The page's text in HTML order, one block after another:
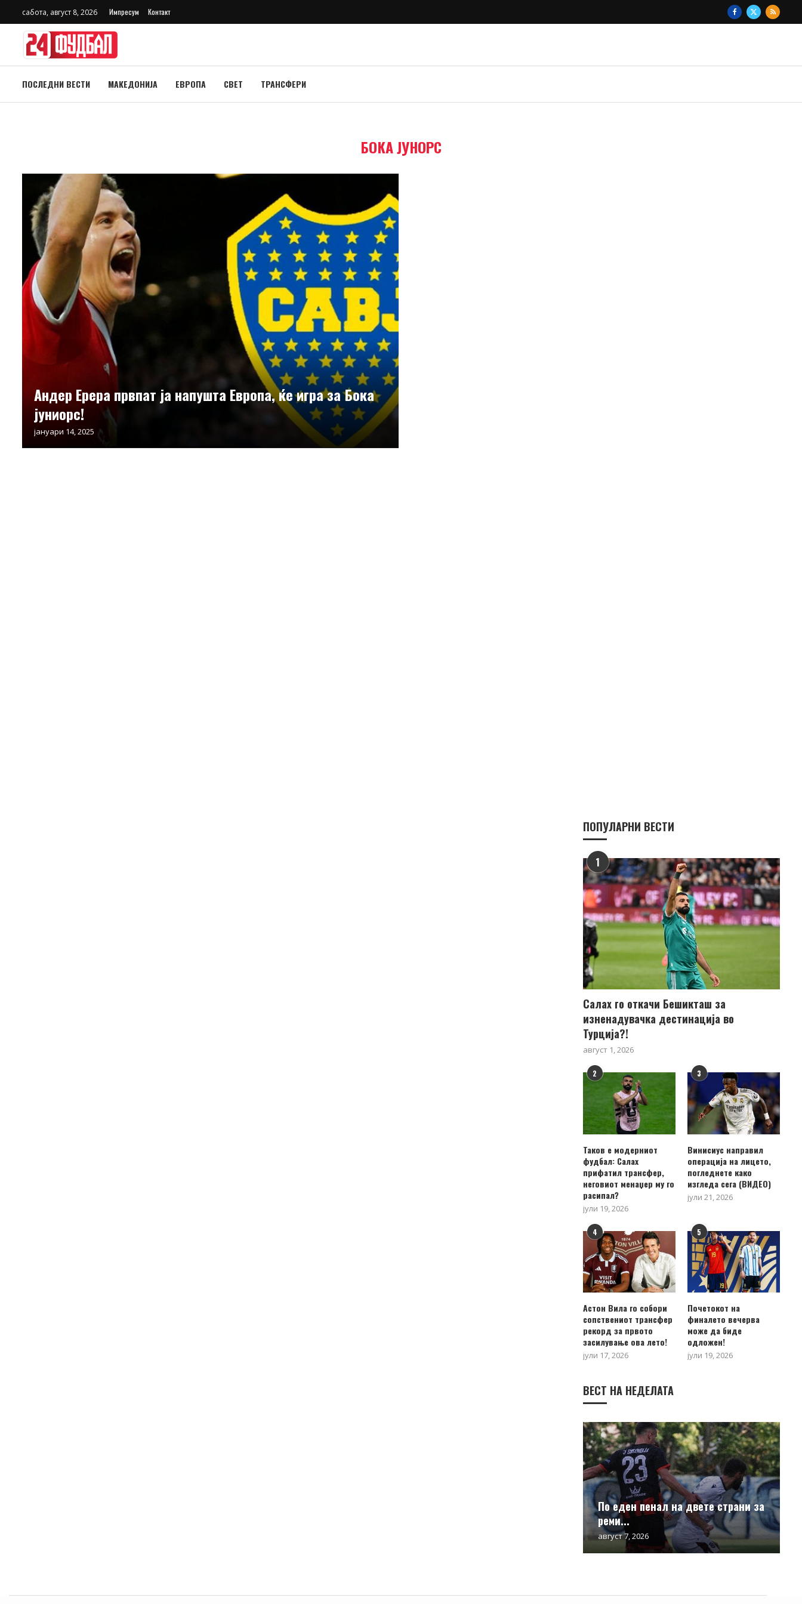
сабота, август 8, 2026 Импресум Контакт
ПОСЛЕДНИ ВЕСТИ МАКЕДОНИЈА ЕВРОПА СВЕТ ТРАНСФЕРИ
БОКА ЈУНОРС
Андер Ерера првпат ја напушта Европа, ќе игра за Бока
јуниорс!
јануари 14, 2025
ПОПУЛАРНИ ВЕСТИ
1
Салах го откачи Бешикташ за
изненадувачка дестинација во
Турција?!
август 1, 2026
2
Таков е модерниот
фудбал: Салах
прифатил трансфер,
неговиот менаџер му го
расипал?
јули 19, 2026
3
Винисиус направил
операција на лицето,
погледнете како
изгледа сега (ВИДЕО)
јули 21, 2026
4
Астон Вила го собори
сопствениот трансфер
рекорд за првото
засилување ова лето!
јули 17, 2026
5
Почетокот на
финалето вечерва
може да биде
одложен!
јули 19, 2026
ВЕСТ НА НЕДЕЛАТА
По еден пенал на двете страни за
реми...
август 7, 2026